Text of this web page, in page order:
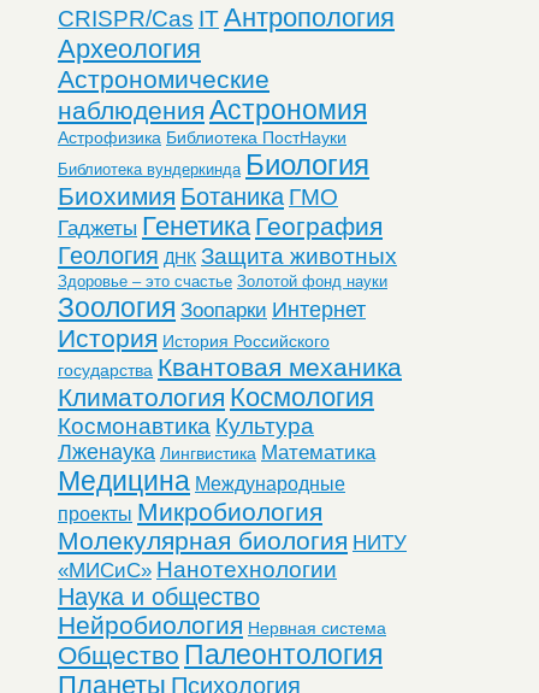
CRISPR/Cas ITАнтропология
Археология
Астрономические
наблюдения Астрономия
Астрофизика Библиотека ПостНауки
Библиотека вундеркинда Биология
Биохимия Ботаника ГМО
Гаджеты Генетика География
Геология ДНК Защита животных
Здоровье – это счастье Золотой фонд науки
Зоология Зоопарки Интернет
История История Российского
государства Квантовая механика
Климатология Космология
Космонавтика Культура
Лженаука Лингвистика Математика
Медицина Международные
проекты Микробиология
Молекулярная биология НИТУ
«МИСиС» Нанотехнологии
Наука и общество
Нейробиология Нервная система
Общество Палеонтология
Планеты Психология